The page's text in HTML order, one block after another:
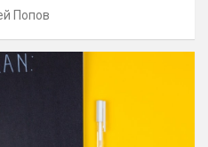
Попов